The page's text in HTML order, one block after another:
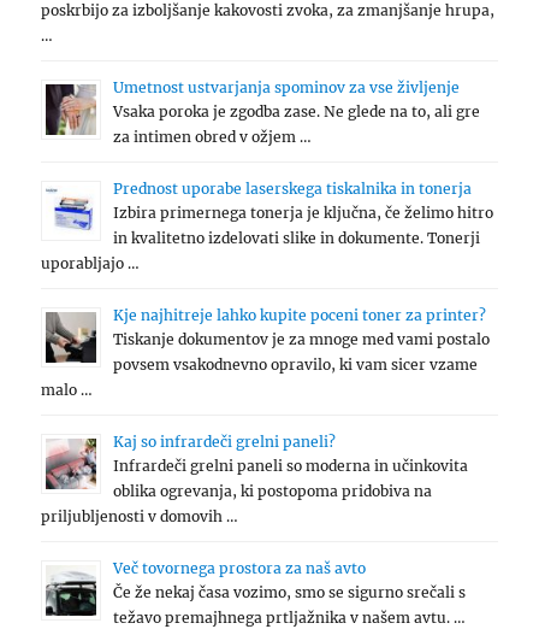
poskrbijo za izboljšanje kakovosti zvoka, za zmanjšanje hrupa,
…
Umetnost ustvarjanja spominov za vse življenje
Vsaka poroka je zgodba zase. Ne glede na to, ali gre
za intimen obred v ožjem …
Prednost uporabe laserskega tiskalnika in tonerja
Izbira primernega tonerja je ključna, če želimo hitro
in kvalitetno izdelovati slike in dokumente. Tonerji
uporabljajo …
Kje najhitreje lahko kupite poceni toner za printer?
Tiskanje dokumentov je za mnoge med vami postalo
povsem vsakodnevno opravilo, ki vam sicer vzame
malo …
Kaj so infrardeči grelni paneli?
Infrardeči grelni paneli so moderna in učinkovita
oblika ogrevanja, ki postopoma pridobiva na
priljubljenosti v domovih …
Več tovornega prostora za naš avto
Če že nekaj časa vozimo, smo se sigurno srečali s
težavo premajhnega prtljažnika v našem avtu. …